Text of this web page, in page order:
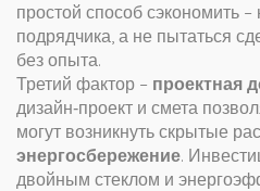
простой способ сэкономить
подрядчика, а не пытаться
без опыта.
Третий фактор – проектная
дизайн‑проект и смета
могут возникнуть скрытые
энергосбережение.
двойным стеклом и